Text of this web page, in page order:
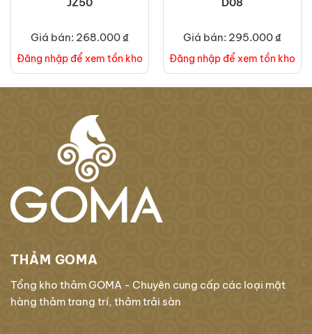
Giá bán: 268.000 ₫
Đăng nhập để xem tồn kho
Giá bán: 295.000 ₫
Đăng nhập để xem tồn kho
THẢM GOMA
Tổng kho thảm GOMA - Chuyên cung cấp các loại mặt
hàng thảm trang trí, thảm trải sàn